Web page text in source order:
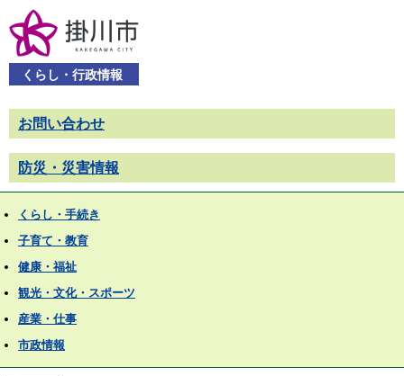
くらし・行政情報
お問い合わせ
防災・災害情報
くらし・手続き
子育て・教育
健康・福祉
観光・文化・スポーツ
産業・仕事
市政情報